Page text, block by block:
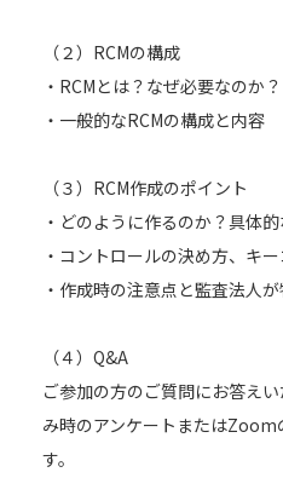
（２）RCMの構成
・RCMとは？なぜ必要なのか？
・一般的なRCMの構成と内容
（３）RCM作成のポイント
・どのように作るのか？具体
・コントロールの決め方、キ
・作成時の注意点と監査法人
（４）Q&A
ご参加の方のご質問にお答え
み時のアンケートまたはZoom
す。